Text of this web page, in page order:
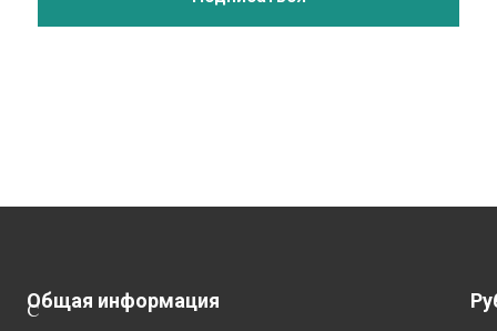
С
Общая информация